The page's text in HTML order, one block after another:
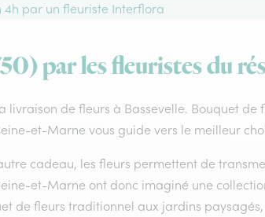
4h par un fleuriste Interflora
par les fleuristes du
livraison de fleurs à Bassevelle. Bouquet
et-Marne vous guide vers le meilleur
cadeau, les fleurs permettent de
et-Marne ont donc imaginé une
de fleurs traditionnel aux jardins